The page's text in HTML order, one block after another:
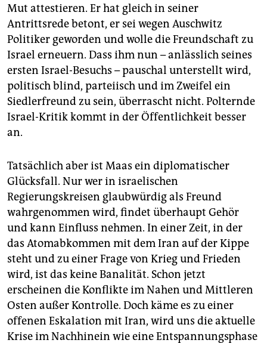
Mut attestieren. Er hat gleich in seiner
Antrittsrede betont, er sei wegen Auschwitz
Politiker geworden und wolle die Freundschaft zu
Israel erneuern. Dass ihm nun – anlässlich seines
ersten Israel-Besuchs – pauschal unterstellt wird,
politisch blind, parteiisch und im Zweifel ein
Siedlerfreund zu sein, überrascht nicht. Polternde
Israel-Kritik kommt in der Öffentlichkeit besser
an.
Tatsächlich aber ist Maas ein diplomatischer
Glücksfall. Nur wer in israelischen
Regierungskreisen glaubwürdig als Freund
wahrgenommen wird, findet überhaupt Gehör
und kann Einfluss nehmen. In einer Zeit, in der
das Atomabkommen mit dem Iran auf der Kippe
steht und zu einer Frage von Krieg und Frieden
wird, ist das keine Banalität. Schon jetzt
erscheinen die Konflikte im Nahen und Mittleren
Osten außer Kontrolle. Doch käme es zu einer
offenen Eskalation mit Iran, wird uns die aktuelle
Krise im Nachhinein wie eine Entspannungsphase